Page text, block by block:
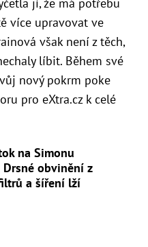
více upravovat ve
však není z těch,
líbit. Během své
nový pokrm poke
pro eXtra.cz k celé
na Simonu
obvinění z
a šíření lží